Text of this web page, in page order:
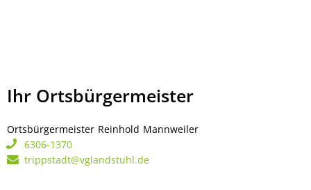
Ihr Ortsbürgermeister
Ortsbürgermeister Reinhold Mannweiler
6306-1370
trippstadt@vglandstuhl.de